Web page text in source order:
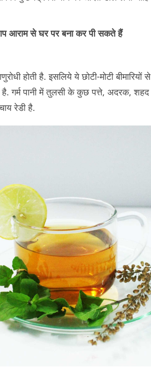
आराम से घर पर बना कर पी सकते हैं
होती है. इसलिये ये छोटी-मोटी
गर्म पानी में तुलसी के कुछ पत्ते, अदरक,
रेडी है.